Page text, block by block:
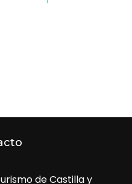
de Castilla y